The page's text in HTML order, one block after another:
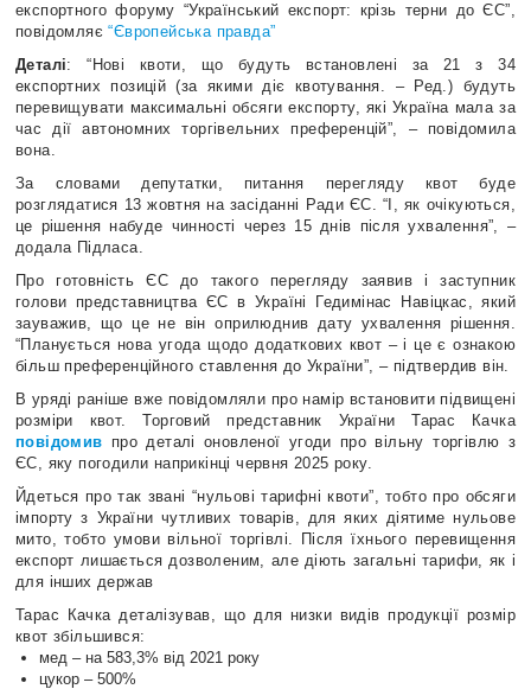
експортного форуму “Український експорт: крізь терни до ЄС”,
повідомляє“Європейська правда”
Деталі: “Нові квоти, що будуть встановлені за 21 з 34
експортних позицій (за якими діє квотування. – Ред.) будуть
перевищувати максимальні обсяги експорту, які Україна мала за
час дії автономних торгівельних преференцій”, – повідомила
вона.
За словами депутатки, питання перегляду квот буде
розглядатися 13 жовтня на засіданні Ради ЄС. “І, як очікуються,
це рішення набуде чинності через 15 днів після ухвалення”, –
додала Підласа.
Про готовність ЄС до такого перегляду заявив і заступник
голови представництва ЄС в Україні Гедимінас Навіцкас, який
зауважив, що це не він оприлюднив дату ухвалення рішення.
“Планується нова угода щодо додаткових квот – і це є ознакою
більш преференційного ставлення до України”, – підтвердив він.
В уряді раніше вже повідомляли про намір встановити підвищені
розміри квот. Торговий представник України Тарас Качка
повідомив про деталі оновленої угоди про вільну торгівлю з
ЄС, яку погодили наприкінці червня 2025 року.
Йдеться про так звані “нульові тарифні квоти”, тобто про обсяги
імпорту з України чутливих товарів, для яких діятиме нульове
мито, тобто умови вільної торгівлі. Після їхнього перевищення
експорт лишається дозволеним, але діють загальні тарифи, як і
для інших держав
Тарас Качка деталізував, що для низки видів продукції розмір
квот збільшився:
мед – на 583,3% від 2021 року
цукор – 500%